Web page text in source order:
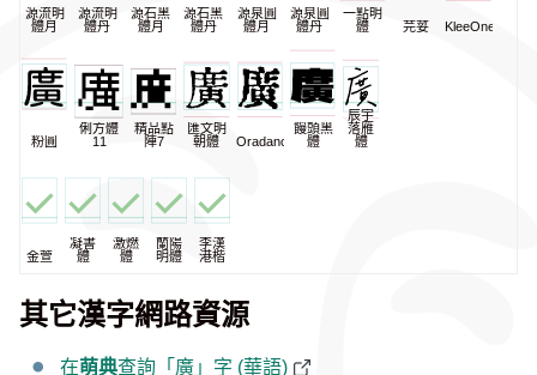
源流明
體月
源流明
體丹
源石黑
體月
源石黑
體丹
源泉圓
體月
源泉圓
體丹
一點明
體
芫荽 KleeOne
粉圓
俐方體
11
精品點
陣7
匯文明
朝體
Oradano
饅頭黑
體
辰宇
落雁
體
金萱
凝書
體
激燃
體
蘭陽
明體
李漢
港楷
其它漢字網路資源
在萌典查詢「廣」字 (華語)